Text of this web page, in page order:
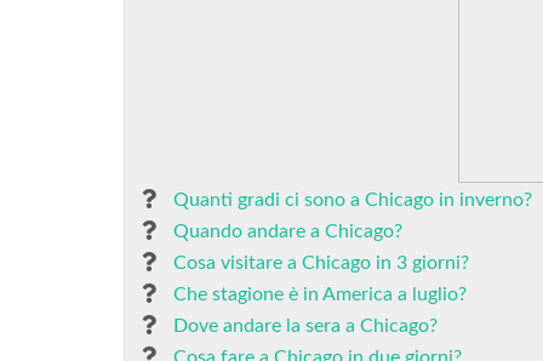
Quanti gradi ci sono a Chicago in inverno?
Quando andare a Chicago?
Cosa visitare a Chicago in 3 giorni?
Che stagione è in America a luglio?
Dove andare la sera a Chicago?